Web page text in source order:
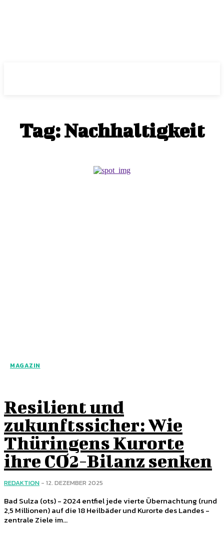
Tag:Nachhaltigkeit
MAGAZIN
Resilient und
zukunftssicher: Wie
Thüringens Kurorte
ihre CO2-Bilanz senken
REDAKTION - 12. DEZEMBER 2025
Bad Sulza (ots) - 2024 entfiel jede vierte Übernachtung (rund
2,5 Millionen) auf die 18 Heilbäder und Kurorte des Landes -
zentrale Ziele im...